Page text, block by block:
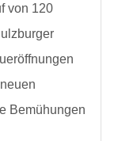
von 120
Bemühungen